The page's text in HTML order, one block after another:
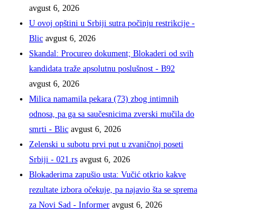
avgust 6, 2026
U ovoj opštini u Srbiji sutra počinju restrikcije -
Blic avgust 6, 2026
Skandal: Procureo dokument; Blokaderi od svih
kandidata traže apsolutnu poslušnost - B92
avgust 6, 2026
Milica namamila pekara (73) zbog intimnih
odnosa, pa ga sa saučesnicima zverski mučila do
smrti - Blic avgust 6, 2026
Zelenski u subotu prvi put u zvaničnoj poseti
Srbiji - 021.rs avgust 6, 2026
Blokaderima zapušio usta: Vučić otkrio kakve
rezultate izbora očekuje, pa najavio šta se sprema
za Novi Sad - Informer avgust 6, 2026